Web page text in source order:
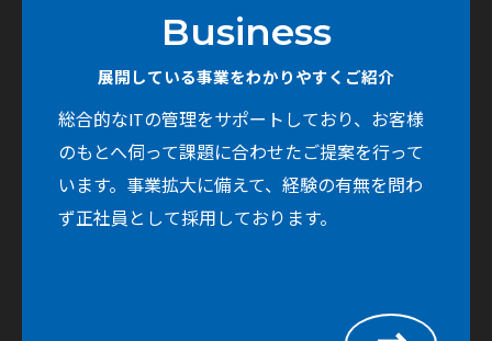
Business
展開している事業をわかりやすくご紹介
総合的なITの管理をサポートしており、お客様
のもとへ伺って課題に合わせたご提案を行って
います。事業拡大に備えて、経験の有無を問わ
ず正社員として採用しております。